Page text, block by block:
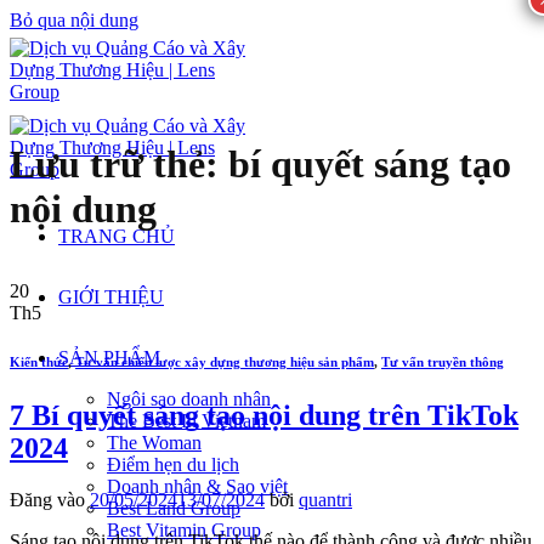
Bỏ qua nội dung
TRANG CHỦ
GIỚI THIỆU
SẢN PHẨM
Ngôi sao doanh nhân
The Best In Vietnam
The Woman
Điểm hẹn du lịch
Doanh nhân & Sao việt
Best Land Group
Best Vitamin Group
Lưu trữ thẻ: bí quyết sáng tạo
nội dung
20
Th5
Kiến thức,Tư vấn chiến lược xây dựng thương hiệu sản phẩm, Tư vấn truyền thông
7 Bí quyết sáng tạo nội dung trên TikTok
2024
Đăng vào 20/05/202413/07/2024 bởi quantri